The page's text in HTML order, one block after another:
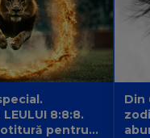
LEULUI 8:8:8.
pentru
Din